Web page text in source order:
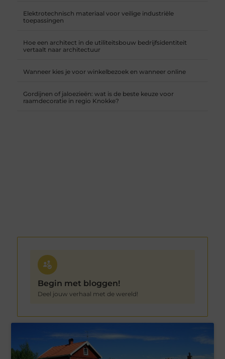
Elektrotechnisch materiaal voor veilige industriële
toepassingen
Hoe een architect in de utiliteitsbouw bedrijfsidentiteit
vertaalt naar architectuur
Wanneer kies je voor winkelbezoek en wanneer online
Gordijnen of jaloezieën: wat is de beste keuze voor
raamdecoratie in regio Knokke?
Begin met bloggen!
Deel jouw verhaal met de wereld!